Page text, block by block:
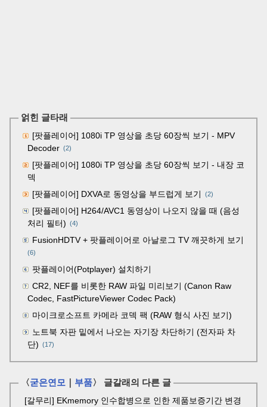
얽힌 글타래
[팟플레이어] 1080i TP 영상을 초당 60장씩 보기 - MPV
Decoder (2)
[팟플레이어] 1080i TP 영상을 초당 60장씩 보기 - 내장 코
덱
[팟플레이어] DXVA로 동영상을 부드럽게 보기
(2)
[팟플레이어] H264/AVC1 동영상이 나오지 않을 때 (음성
처리 필터) (4)
FusionHDTV + 팟플레이어로 아날로그 TV 깨끗하게 보기
(6)
팟플레이어(Potplayer) 설치하기
CR2, NEF를 비롯한 RAW 파일 미리보기 (Canon Raw
Codec, FastPictureViewer Codec Pack)
마이크로소프트 카메라 코덱 팩 (RAW 형식 사진 보기)
노트북 자판 밑에서 나오는 자기장 차단하기 (전자파 차
단) (17)
〈굳은연모 부품〉 글갈래의 다른 글
[갈무리] EKmemory 인수합병으로 인한 제품보증기간 변경